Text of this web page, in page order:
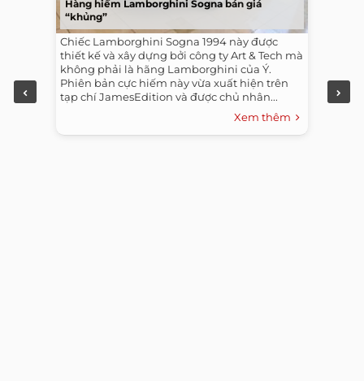
Hàng hiếm Lamborghini Sogna bán giá
“khủng”
Chiếc Lamborghini Sogna 1994 này được
thiết kế và xây dựng bởi công ty Art & Tech mà
không phải là hãng Lamborghini của Ý.
Phiên bản cực hiếm này vừa xuất hiện trên
tạp chí JamesEdition và được chủ nhân...
Xem thêm